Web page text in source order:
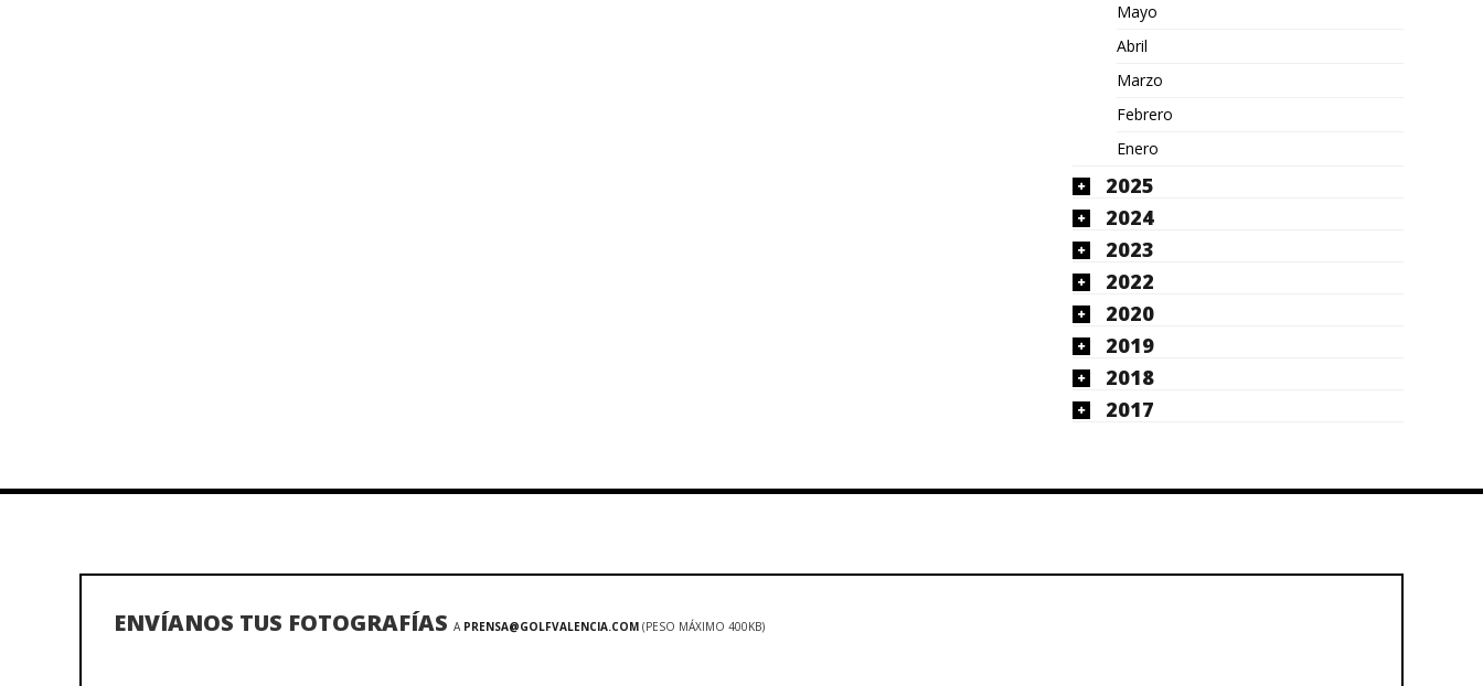
Mayo
Abril
Marzo
Febrero
Enero
2025
2024
2023
2022
2020
2019
2018
2017
ENVÍANOS TUS FOTOGRAFÍAS A PRENSA@GOLFVALENCIA.COM (PESO MÁXIMO 400KB)